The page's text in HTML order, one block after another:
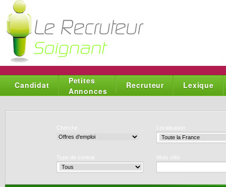
Candidat
Petites
Annonces
Recruteur Lexique
Cherche Localisation
Type de contrat Mots clés